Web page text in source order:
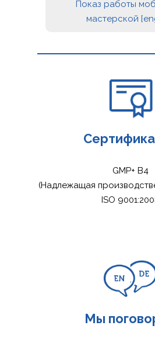
Показ работы
мастерской
GMP+ B4
(Надлежащая
ISO
Мы